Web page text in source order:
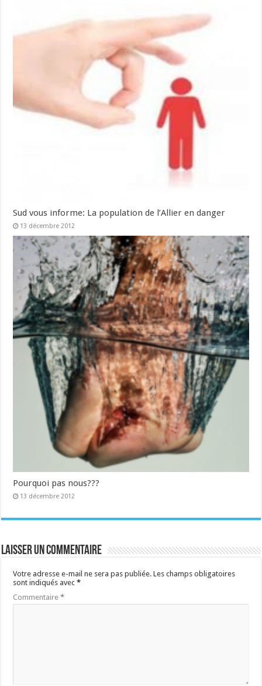
Sud vous informe: La population de l’Allier en danger
13 décembre 2012
Pourquoi pas nous???
13 décembre 2012
Laisser un commentaire
Votre adresse e-mail ne sera pas publiée. Les champs obligatoires
sont indiqués avec*
Commentaire*